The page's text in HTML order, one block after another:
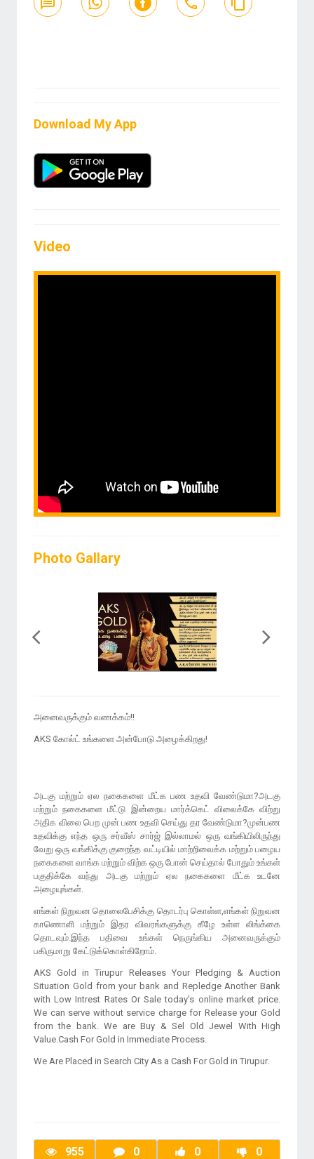
Download My App
Video
Photo Gallary
அனைவருக்கும் வணக்கம்!!
AKS கோல்ட் உங்களை அன்போடு அழைக்கிறது!
அடகு மற்றும் ஏல நகைகளை மீட்க பண உதவி வேண்டுமா?அடகு
மற்றும் நகைகளை மீட்டு இன்றைய மார்க்கெட் விலைக்கே விற்று
அதிக விலை பெற முன் பண உதவி செய்து தர வேண்டுமா?முன்பண
உதவிக்கு எந்த ஒரு சர்வீஸ் சார்ஜ் இல்லாமல் ஒரு வங்கியிலிருந்து
வேறு ஒரு வங்கிக்கு குறைந்த வட்டியில் மாற்றிவைக்க மற்றும் பழைய
நகைகளை வாங்க மற்றும் விற்க ஒரு போன் செய்தால் போதும் உங்கள்
பகுதிக்கே வந்து அடகு மற்றும் ஏல நகைகளை மீட்க உடனே
அழையுங்கள்.
எங்கள் நிறுவன தொலைபேசிக்கு தொடர்பு கொள்ள,எங்கள் நிறுவன
காணொளி மற்றும் இதர விவரங்களுக்கு கீழே உள்ள லிங்க்கை
தொடவும்.இந்த பதிவை உங்கள் நெருங்கிய அனைவருக்கும்
பகிருமாறு கேட்டுக்கொள்கிறோம்.
AKS Gold in Tirupur Releases Your Pledging & Auction
Situation Gold from your bank and Repledge Another Bank
with Low Intrest Rates Or Sale today's online market price.
We can serve without service charge for Release your Gold
from the bank. We are Buy & Sel Old Jewel With High
Value.Cash For Gold in Immediate Process.
We Are Placed in Search City As a Cash For Gold in Tirupur.
955 0 0 0